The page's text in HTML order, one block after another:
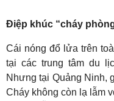
Điệp khúc “cháy
Cái nóng đổ lửa trên
tại các trung tâm du
Nhưng tại Quảng Ninh,
Cháy không còn lạ lẫm